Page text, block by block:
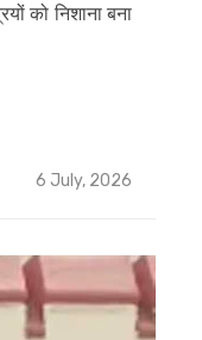
को निशाना बना
Posted
6 July, 2026